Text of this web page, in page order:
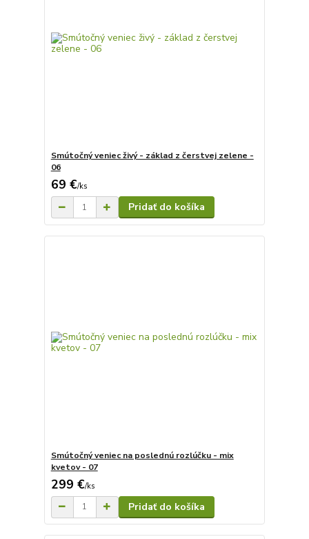
Smútočný veniec živý - základ z čerstvej zelene -
06
69 €/ks
Pridať do košíka
Smútočný veniec na poslednú rozlúčku - mix
kvetov - 07
299 €/ks
Pridať do košíka